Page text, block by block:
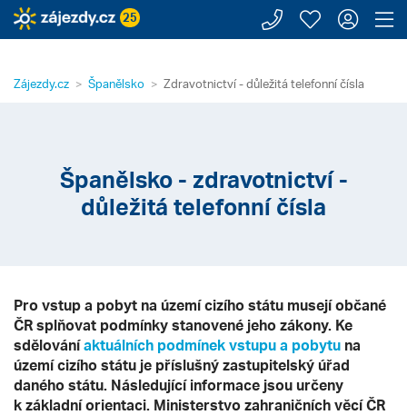
25 Zavolejte
Moje
Zájezdy.cz Španělsko Zdravotnictví - důležitá telefonní čísla
Španělsko - zdravotnictví -
důležitá telefonní čísla
Pro vstup a pobyt na území cizího státu musejí občané
ČR splňovat podmínky stanovené jeho zákony. Ke
sdělováníaktuálních podmínek vstupu a pobytu na
území cizího státu je příslušný zastupitelský úřad
daného státu. Následující informace jsou určeny
k základní orientaci. Ministerstvo zahraničních věcí ČR